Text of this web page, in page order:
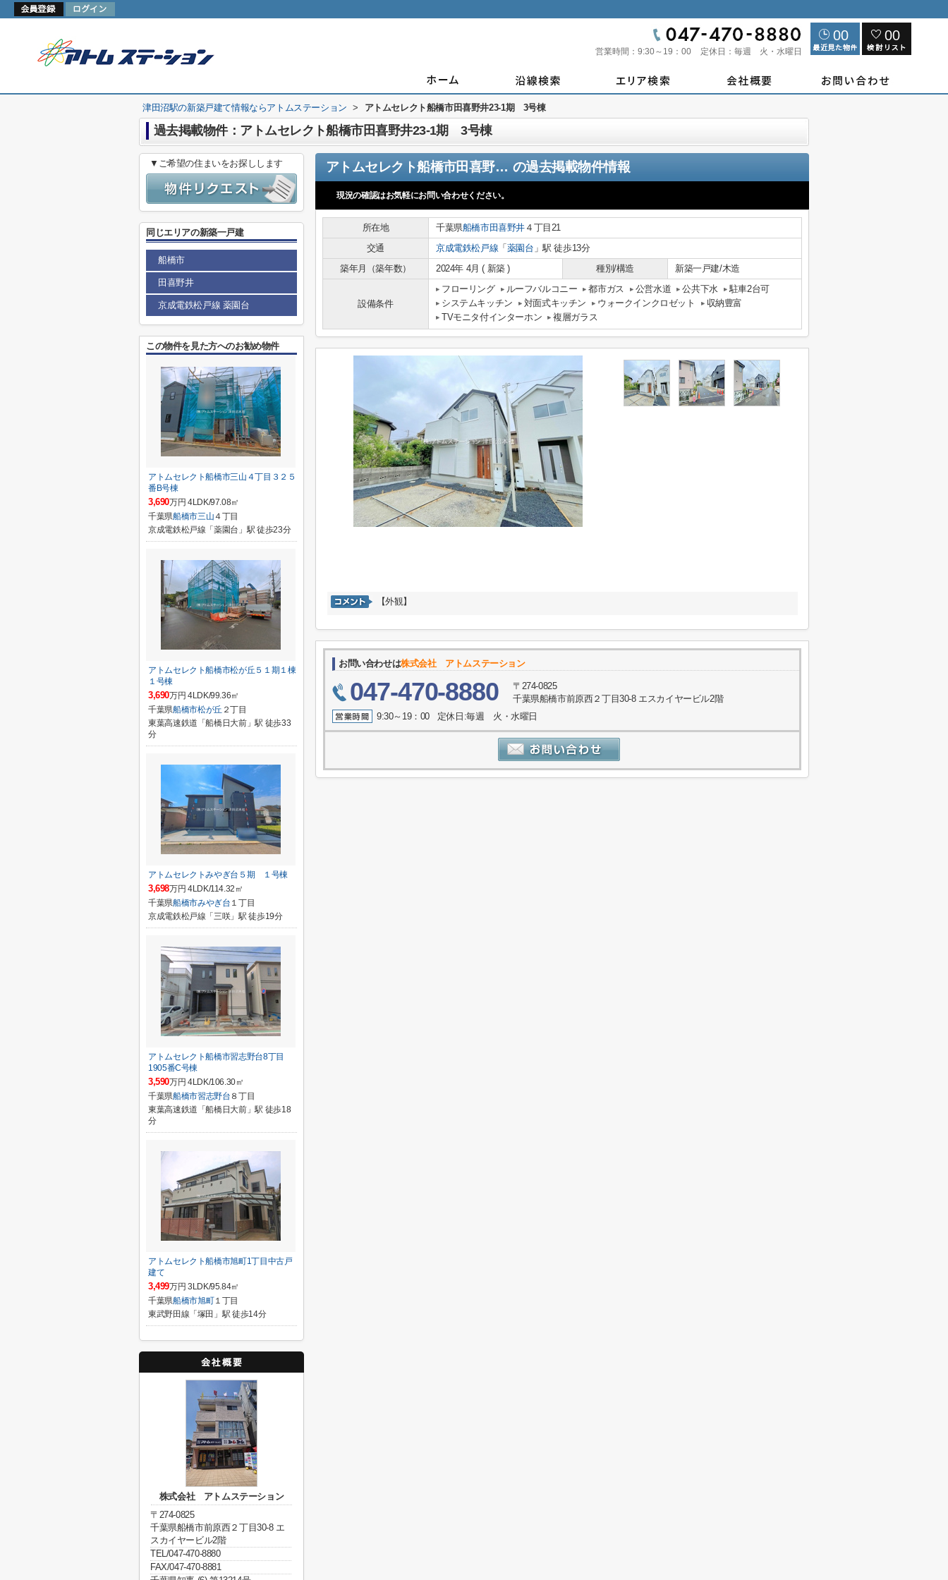
営業時間： 9:30～19：00 定休日： 毎週 火・水曜日
00 00
津田沼駅の新築戸建て情報ならアトムステーション > アトムセレクト船橋市田喜野井23-1期 3号棟
過去掲載物件：アトムセレクト船橋市田喜野井23-1期 3号棟
アトムセレクト船橋市田喜野井23-1期 3号棟 の過去掲載物件情報
現況の確認はお気軽にお問い合わせください。
所在地 千葉県船橋市田喜野井 ４丁目21
交通
京成電鉄松戸線 「 薬園台 」駅 徒歩13分
築年月（築年数）
2024年 4月 ( 新築 ) 種別/構造 新築一戸建/木造
設備条件
フローリング ルーフバルコニー 都市ガス 公営水道 公共下水
駐車2台可
システムキッチン
対面式キッチン ウォークインクロゼット
収納豊富
TVモニタ付インターホン
複層ガラス
【外観】
お問い合わせは株式会社 アトムステーション
047-470-8880
〒274-0825
千葉県船橋市前原西２丁目30-8 エスカイヤービル2階
9:30～19：00 定休日:毎週 火・水曜日
▼ご希望の住まいをお探しします
同じエリアの新築一戸建
船橋市
田喜野井
京成電鉄松戸線 薬園台
この物件を見た方へのお勧め物件
アトムセレクト船橋市三山４丁目３２５
番B号棟
3,690万円 4LDK/97.08㎡
千葉県船橋市三山４丁目
京成電鉄松戸線「薬園台」駅 徒歩23分
アトムセレクト船橋市松が丘５１期１棟
１号棟
3,690万円 4LDK/99.36㎡
千葉県船橋市松が丘 ２丁目
東葉高速鉄道「船橋日大前」駅 徒歩33
分
アトムセレクトみやぎ台５期 １号棟
3,698万円 4LDK/114.32㎡
千葉県船橋市みやぎ台 １丁目
京成電鉄松戸線「三咲」駅 徒歩19分
アトムセレクト船橋市習志野台8丁目
1905番C号棟
3,590万円 4LDK/106.30㎡
千葉県船橋市習志野台 ８丁目
東葉高速鉄道「船橋日大前」駅 徒歩18
分
アトムセレクト船橋市旭町1丁目中古戸
建て
3,499万円 3LDK/95.84㎡
千葉県船橋市旭町１丁目
東武野田線「塚田」駅 徒歩14分
株式会社 アトムステーション
〒274-0825
千葉県船橋市前原西２丁目30-8 エ
スカイヤービル2階
TEL/047-470-8880
FAX/047-470-8881